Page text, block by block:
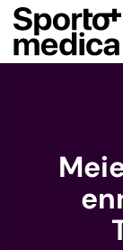
Skip
content